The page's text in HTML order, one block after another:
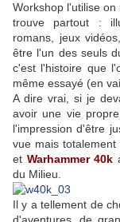
Workshop l'utilise
trouve partout :
romans, jeux
être l'un des seuls
c'est l'histoire que
même essayé (en
A dire vrai, si je
avoir une vie
l'impression d'être
vue mais
et Warhammer 40k
du Milieu.
Il y a tellement de